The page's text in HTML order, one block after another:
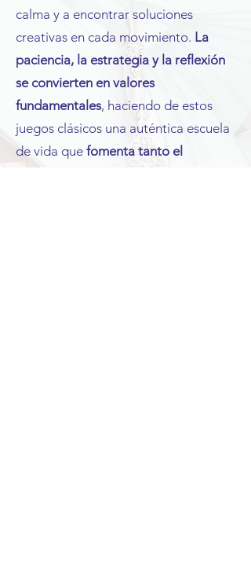
calma y a encontrar soluciones
creativas en cada movimiento. La
paciencia, la estrategia y la reflexión
se convierten en valores
fundamentales, haciendo de estos
juegos clásicos una auténtica escuela
de vida que fomenta tanto el